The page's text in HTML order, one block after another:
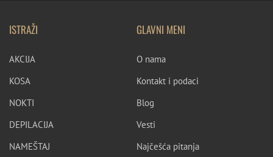
ISTRAŽI
AKCIJA
KOSA
NOKTI
DEPILACIJA
NAMEŠTAJ
GLAVNI MENI
O nama
Kontakt i podaci
Blog
Vesti
Najčešća pitanja